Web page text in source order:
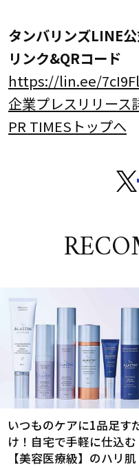
タンバリンズLINE
リンク&QRコード
https://lin.ee/
企業プレスリリース
PR TIMESトップへ
いつものケアに1品足す
け！自宅で手軽に仕込む
【美容医療級】のハリ肌